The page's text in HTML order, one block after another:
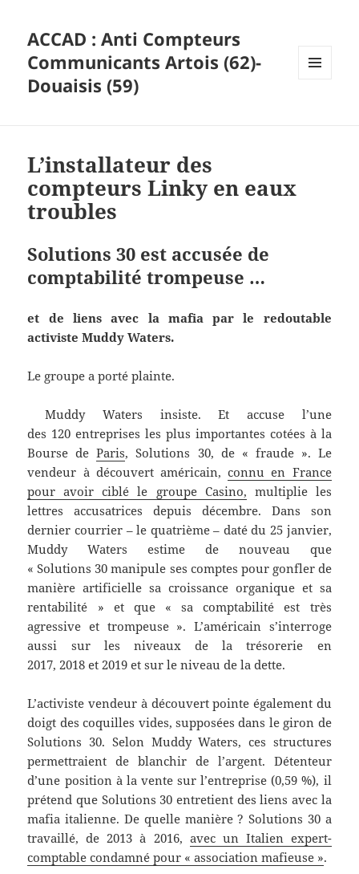
ACCAD : Anti Compteurs
Communicants Artois (62)-
Douaisis (59)
L’installateur des
compteurs Linky en eaux
troubles
Solutions 30 est accusée de
comptabilité trompeuse …
et de liens avec la mafia par le redoutable
activiste Muddy Waters.
Le groupe a porté plainte.
Muddy Waters insiste. Et accuse l’une
des 120 entreprises les plus importantes cotées à la
Bourse deParis, Solutions 30, de « fraude ». Le
vendeur à découvert américain,connu en France
pour avoir ciblé le groupe Casino, multiplie les
lettres accusatrices depuis décembre. Dans son
dernier courrier – le quatrième – daté du 25 janvier,
Muddy Waters estime de nouveau que
« Solutions 30 manipule ses comptes pour gonfler de
manière artificielle sa croissance organique et sa
rentabilité » et que « sa comptabilité est très
agressive et trompeuse ». L’américain s’interroge
aussi sur les niveaux de la trésorerie en
2017, 2018 et 2019 et sur le niveau de la dette.
L’activiste vendeur à découvert pointe également du
doigt des coquilles vides, supposées dans le giron de
Solutions 30. Selon Muddy Waters, ces structures
permettraient de blanchir de l’argent. Détenteur
d’une position à la vente sur l’entreprise (0,59 %), il
prétend que Solutions 30 entretient des liens avec la
mafia italienne. De quelle manière ? Solutions 30 a
travaillé, de 2013 à 2016, avec un Italien expert-
comptable condamné pour « association mafieuse ».